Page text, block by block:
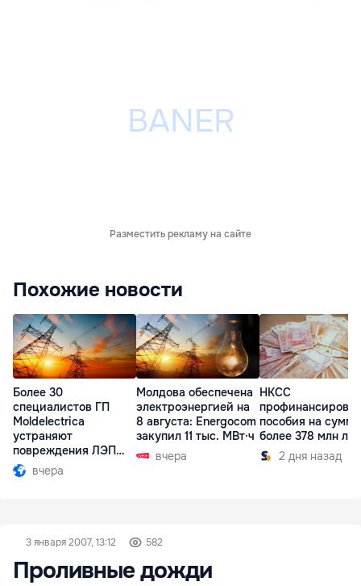
Разместить рекламу на сайте
Похожие новости
Более 30
специалистов ГП
Moldelectrica
устраняют
повреждения ЛЭП
Бельцы-Днестровск
вчера
Молдова обеспечена
электроэнергией на
8 августа: Energocom
закупил 11 тыс. МВт·ч
вчера
НКСС
пособия на сумму
более 378 млн
2 дня назад
3 января 2007, 13:12 582
Проливные дожди